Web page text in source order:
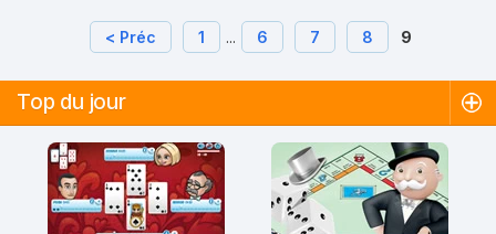
< Préc 1 ... 6 7 8 9
Top du jour